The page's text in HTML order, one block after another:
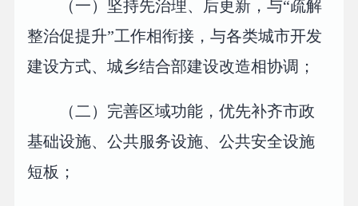
（一）坚持先治理、后更新，与“疏解
整治促提升”工作相衔接，与各类城市开发
建设方式、城乡结合部建设改造相协调；
（二）完善区域功能，优先补齐市政
基础设施、公共服务设施、公共安全设施
短板；